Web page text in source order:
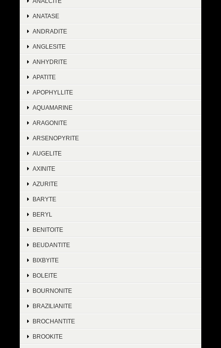
ANATASE
ANDRADITE
ANGLESITE
ANHYDRITE
APATITE
APOPHYLLITE
AQUAMARINE
ARAGONITE
ARSENOPYRITE
AUGELITE
AXINITE
AZURITE
BARYTE
BERYL
BENITOITE
BEUDANTITE
BIXBYITE
BOLEITE
BOURNONITE
BRAZILIANITE
BROCHANTITE
BROOKITE